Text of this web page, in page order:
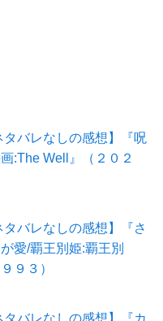
タバレなしの感想】『呪
:The Well』（２０２
タバレなしの感想】『さ
愛/覇王別姫:覇王別
９３）
タバレなしの感想】『カ